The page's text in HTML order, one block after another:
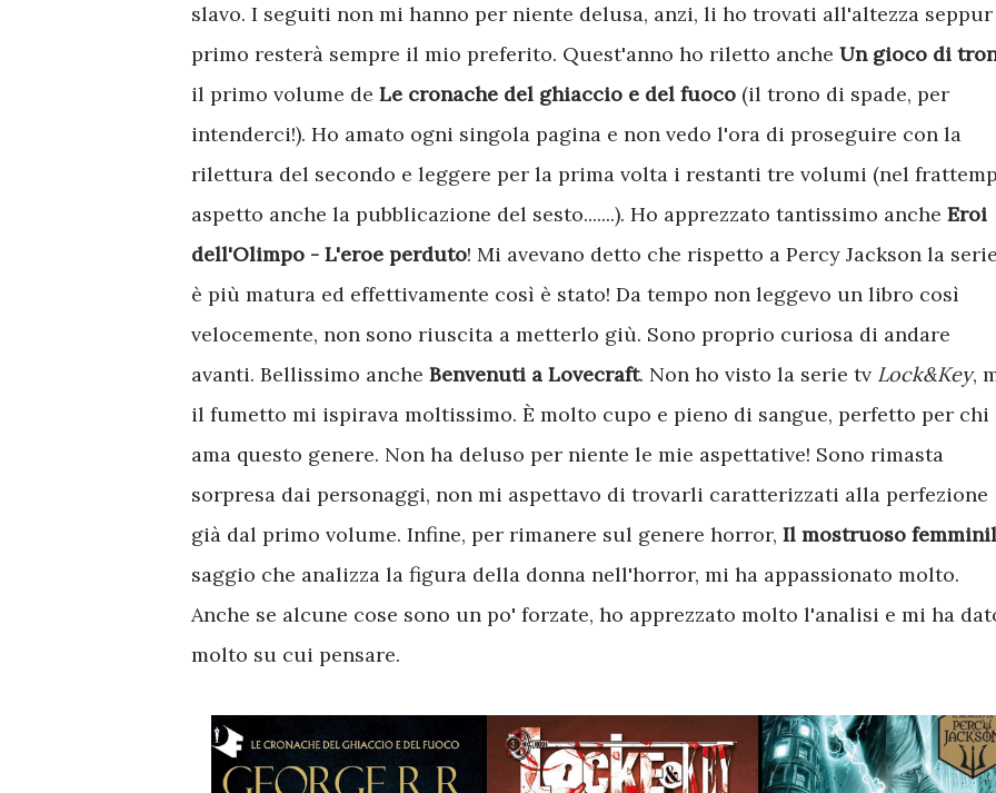
slavo. I seguiti non mi hanno per niente delusa, anzi, li ho trovati all'altezza
primo resterà sempre il mio preferito. Quest'anno ho riletto anche Un gioco di
il primo volume de Le cronache del ghiaccio e del fuoco (il trono di spade, per
intenderci!). Ho amato ogni singola pagina e non vedo l'ora di proseguire con la
rilettura del secondo e leggere per la prima volta i restanti tre volumi (nel
aspetto anche la pubblicazione del sesto.......). Ho apprezzato tantissimo anche Eroi
dell'Olimpo - L'eroe perduto! Mi avevano detto che rispetto a Percy Jackson la serie
è più matura ed effettivamente così è stato! Da tempo non leggevo un libro così
velocemente, non sono riuscita a metterlo giù. Sono proprio curiosa di andare
avanti. Bellissimo anche Benvenuti a Lovecraft. Non ho visto la serie tv Lock&Key,
il fumetto mi ispirava moltissimo. È molto cupo e pieno di sangue, perfetto per chi
ama questo genere. Non ha deluso per niente le mie aspettative! Sono rimasta
sorpresa dai personaggi, non mi aspettavo di trovarli caratterizzati alla perfezione
già dal primo volume. Infine, per rimanere sul genere horror, Il mostruoso
saggio che analizza la figura della donna nell'horror, mi ha appassionato molto.
Anche se alcune cose sono un po' forzate, ho apprezzato molto l'analisi e mi ha
molto su cui pensare.